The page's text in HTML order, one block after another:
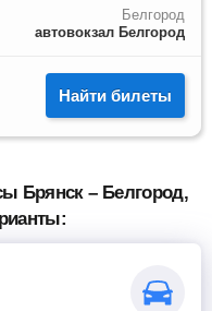
Белгород
автовокзал Белгород
Найти билеты
Брянск – Белгород,